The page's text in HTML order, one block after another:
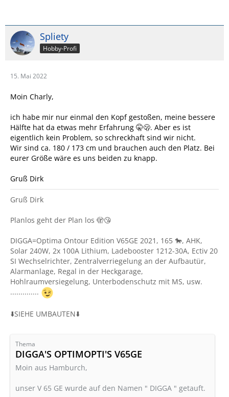
Spliety
Hobby-Profi
15. Mai 2022
Moin Charly,
ich habe mir nur einmal den Kopf gestoßen, meine bessere
Hälfte hat da etwas mehr Erfahrung 🤫🫢. Aber es ist
eigentlich kein Problem, so schreckhaft sind wir nicht.
Wir sind ca. 180 / 173 cm und brauchen auch den Platz. Bei
eurer Größe wäre es uns beiden zu knapp.
Gruß Dirk
Gruß Dirk
Planlos geht der Plan los 🫣😘
DIGGA=Optima Ontour Edition V65GE 2021, 165 🐎, AHK,
Solar 240W, 2x 100A Lithium, Ladebooster 1212-30A, Ectiv 20
SI Wechselrichter, Zentralverriegelung an der Aufbautür,
Alarmanlage, Regal in der Heckgarage,
Hohlraumversiegelung, Unterbodenschutz mit MS, usw.
..............
⬇️SIEHE UMBAUTEN⬇️
Thema
DIGGA'S OPTIMOPTI'S V65GE
Moin aus Hamburch,
unser V 65 GE wurde auf den Namen " DIGGA " getauft.